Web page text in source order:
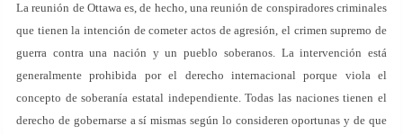
La reunión de Ottawa es, de hecho, una reunión de conspiradores criminales
que tienen la intención de cometer actos de agresión, el crimen supremo de
guerra contra una nación y un pueblo soberanos. La intervención está
generalmente prohibida por el derecho internacional porque viola el
concepto de soberanía estatal independiente. Todas las naciones tienen el
derecho de gobernarse a sí mismas según lo consideren oportunas y de que